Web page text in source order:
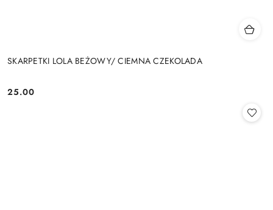
SKARPETKI LOLA BEŻOWY/ CIEMNA CZEKOLADA
Cena:
25.00